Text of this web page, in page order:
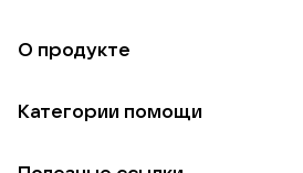
О продукте
Использование материалов
Категории помощи